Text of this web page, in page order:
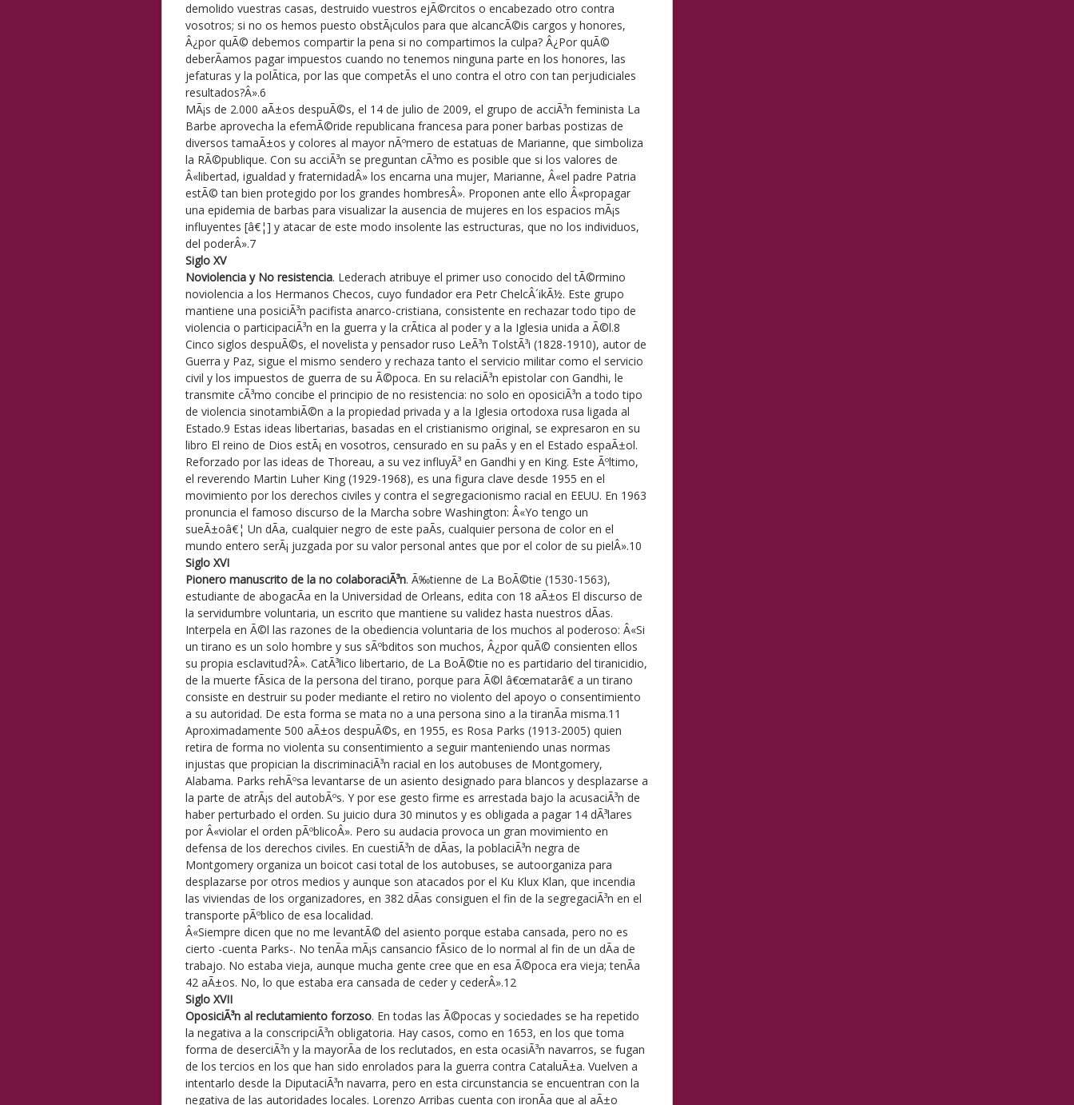
demolido vuestras casas, destruido vuestros ejÃ©rcitos o encabezado otro contra
vosotros; si no os hemos puesto obstÃ¡culos para que alcancÃ©is cargos y honores,
Â¿por quÃ© debemos compartir la pena si no compartimos la culpa? Â¿Por quÃ©
deberÃ­amos pagar impuestos cuando no tenemos ninguna parte en los honores, las
jefaturas y la polÃ­tica, por las que competÃ­s el uno contra el otro con tan perjudiciales
resultados?Â».6
MÃ¡s de 2.000 aÃ±os despuÃ©s, el 14 de julio de 2009, el grupo de acciÃ³n feminista La
Barbe aprovecha la efemÃ©ride republicana francesa para poner barbas postizas de
diversos tamaÃ±os y colores al mayor nÃºmero de estatuas de Marianne, que simboliza
la RÃ©publique. Con su acciÃ³n se preguntan cÃ³mo es posible que si los valores de
Â«libertad, igualdad y fraternidadÂ» los encarna una mujer, Marianne, Â«el padre Patria
estÃ© tan bien protegido por los grandes hombresÂ». Proponen ante ello Â«propagar
una epidemia de barbas para visualizar la ausencia de mujeres en los espacios mÃ¡s
influyentes [â€¦] y atacar de este modo insolente las estructuras, que no los individuos,
del poderÂ».7
Siglo XV
Noviolencia y No resistencia. Lederach atribuye el primer uso conocido del tÃ©rmino
noviolencia a los Hermanos Checos, cuyo fundador era Petr ChelcÂ´ikÃ½. Este grupo
mantiene una posiciÃ³n pacifista anarco-cristiana, consistente en rechazar todo tipo de
violencia o participaciÃ³n en la guerra y la crÃ­tica al poder y a la Iglesia unida a Ã©l.8
Cinco siglos despuÃ©s, el novelista y pensador ruso LeÃ³n TolstÃ³i (1828-1910), autor de
Guerra y Paz, sigue el mismo sendero y rechaza tanto el servicio militar como el servicio
civil y los impuestos de guerra de su Ã©poca. En su relaciÃ³n epistolar con Gandhi, le
transmite cÃ³mo concibe el principio de no resistencia: no solo en oposiciÃ³n a todo tipo
de violencia sinotambiÃ©n a la propiedad privada y a la Iglesia ortodoxa rusa ligada al
Estado.9 Estas ideas libertarias, basadas en el cristianismo original, se expresaron en su
libro El reino de Dios estÃ¡ en vosotros, censurado en su paÃ­s y en el Estado espaÃ±ol.
Reforzado por las ideas de Thoreau, a su vez influyÃ³ en Gandhi y en King. Este Ãºltimo,
el reverendo Martin Luher King (1929-1968), es una figura clave desde 1955 en el
movimiento por los derechos civiles y contra el segregacionismo racial en EEUU. En 1963
pronuncia el famoso discurso de la Marcha sobre Washington: Â«Yo tengo un
sueÃ±oâ€¦ Un dÃ­a, cualquier negro de este paÃ­s, cualquier persona de color en el
mundo entero serÃ¡ juzgada por su valor personal antes que por el color de su pielÂ».10
Siglo XVI
Pionero manuscrito de la no colaboraciÃ³n. Ã‰tienne de La BoÃ©tie (1530-1563),
estudiante de abogacÃ­a en la Universidad de Orleans, edita con 18 aÃ±os El discurso de
la servidumbre voluntaria, un escrito que mantiene su validez hasta nuestros dÃ­as.
Interpela en Ã©l las razones de la obediencia voluntaria de los muchos al poderoso: Â«Si
un tirano es un solo hombre y sus sÃºbditos son muchos, Â¿por quÃ© consienten ellos
su propia esclavitud?Â». CatÃ³lico libertario, de La BoÃ©tie no es partidario del tiranicidio,
de la muerte fÃ­sica de la persona del tirano, porque para Ã©l â€œmatarâ€ a un tirano
consiste en destruir su poder mediante el retiro no violento del apoyo o consentimiento
a su autoridad. De esta forma se mata no a una persona sino a la tiranÃ­a misma.11
Aproximadamente 500 aÃ±os despuÃ©s, en 1955, es Rosa Parks (1913-2005) quien
retira de forma no violenta su consentimiento a seguir manteniendo unas normas
injustas que propician la discriminaciÃ³n racial en los autobuses de Montgomery,
Alabama. Parks rehÃºsa levantarse de un asiento designado para blancos y desplazarse a
la parte de atrÃ¡s del autobÃºs. Y por ese gesto firme es arrestada bajo la acusaciÃ³n de
haber perturbado el orden. Su juicio dura 30 minutos y es obligada a pagar 14 dÃ³lares
por Â«violar el orden pÃºblicoÂ». Pero su audacia provoca un gran movimiento en
defensa de los derechos civiles. En cuestiÃ³n de dÃ­as, la poblaciÃ³n negra de
Montgomery organiza un boicot casi total de los autobuses, se autoorganiza para
desplazarse por otros medios y aunque son atacados por el Ku Klux Klan, que incendia
las viviendas de los organizadores, en 382 dÃ­as consiguen el fin de la segregaciÃ³n en el
transporte pÃºblico de esa localidad.
Â«Siempre dicen que no me levantÃ© del asiento porque estaba cansada, pero no es
cierto -cuenta Parks-. No tenÃ­a mÃ¡s cansancio fÃ­sico de lo normal al fin de un dÃ­a de
trabajo. No estaba vieja, aunque mucha gente cree que en esa Ã©poca era vieja; tenÃ­a
42 aÃ±os. No, lo que estaba era cansada de ceder y cederÂ».12
Siglo XVII
OposiciÃ³n al reclutamiento forzoso. En todas las Ã©pocas y sociedades se ha repetido
la negativa a la conscripciÃ³n obligatoria. Hay casos, como en 1653, en los que toma
forma de deserciÃ³n y la mayorÃ­a de los reclutados, en esta ocasiÃ³n navarros, se fugan
de los tercios en los que han sido enrolados para la guerra contra CataluÃ±a. Vuelven a
intentarlo desde la DiputaciÃ³n navarra, pero en esta circunstancia se encuentran con la
negativa de las autoridades locales. Lorenzo Arribas cuenta con ironÃ­a que al aÃ±o